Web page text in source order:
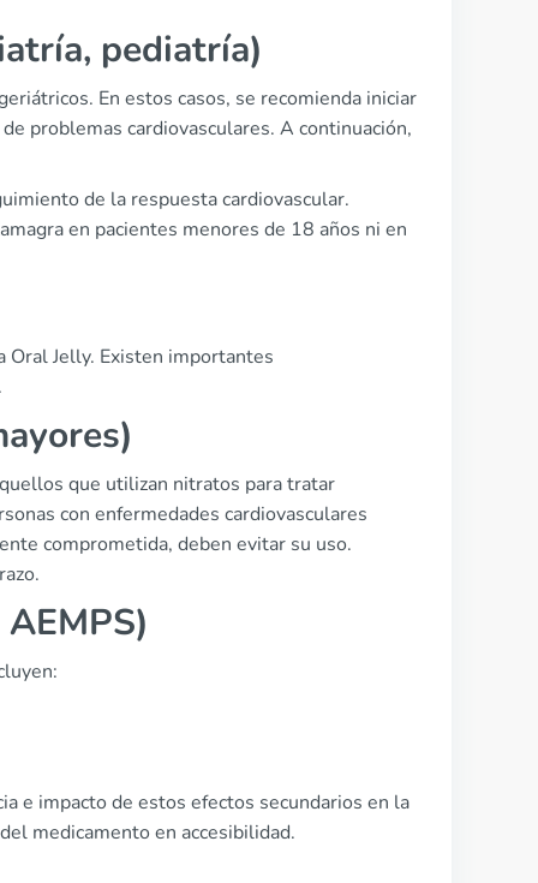
pediatría)
En estos casos, se recomienda iniciar
problemas cardiovasculares. A continuación,
de la respuesta cardiovascular.
en pacientes menores de 18 años ni en
Jelly. Existen importantes
que utilizan nitratos para tratar
con enfermedades cardiovasculares
comprometida, deben evitar su uso.
e impacto de estos efectos secundarios en la
medicamento en accesibilidad.